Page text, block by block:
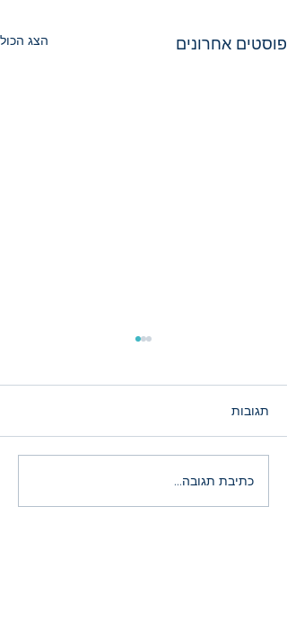
פוסטים אחרונים הצג הכול
זמני או הזדמנות היסטורית?
תגובות
כתיבת תגובה...